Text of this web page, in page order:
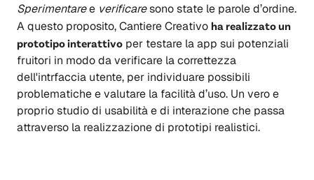
Sperimentaree verificaresono state le parole d’ordine.
A questo proposito, Cantiere Creativo ha realizzato un
prototipo interattivo per testare la app sui potenziali
fruitori in modo da verificare la correttezza
dell'intrfaccia utente, per individuare possibili
problematiche e valutare la facilità d’uso. Un vero e
proprio studio di usabilità e di interazione che passa
attraverso la realizzazione di prototipi realistici.